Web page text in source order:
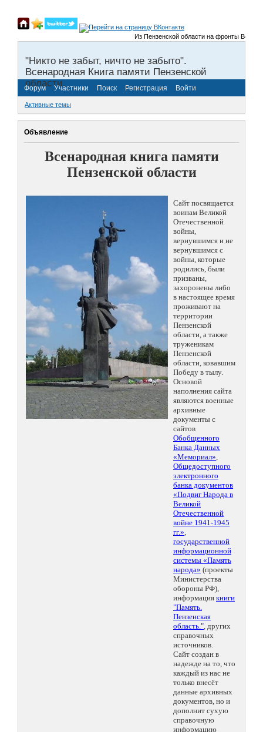
Из Пензенской области на фронты Великой
"Никто не забыт, ничто не забыто".
Всенародная Книга памяти Пензенской
области.
Форум Участники Поиск Регистрация Войти
Активные темы
Объявление
Всенародная книга памяти
Пензенской области
Сайт посвящается
воинам Великой
Отечественной
войны,
вернувшимся и не
вернувшимся с
войны, которые
родились, были
призваны,
захоронены либо
в настоящее время
проживают на
территории
Пензенской
области, а также
труженикам
Пензенской
области, ковавшим
Победу в тылу.
Основой
наполнения сайта
являются военные
архивные
документы с
сайтов
Обобщенного
Банка Данных
«Мемориал»,
Общедоступного
электронного
банка документов
«Подвиг Народа в
Великой
Отечественной
войне 1941-1945
гг.»,
государственной
информационной
системы «Память
народа» (проекты
Министерства
обороны РФ),
информация книги
"Память.
Пензенская
область.", других
справочных
источников.
Сайт создан в
надежде на то, что
каждый из нас не
только внесёт
данные архивных
документов, но и
дополнит сухую
справочную
информацию